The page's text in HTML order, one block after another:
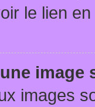
le lien
image
images